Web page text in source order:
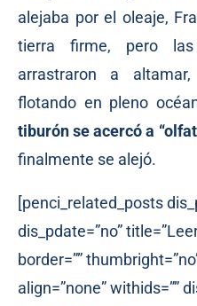
alejaba por el oleaje,
tierra firme, pero
arrastraron a
flotando en pleno
tiburón se acercó a
finalmente se alejó.
[penci_related_posts
dis_pdate=”no”
border=””
align=”none” withids=””